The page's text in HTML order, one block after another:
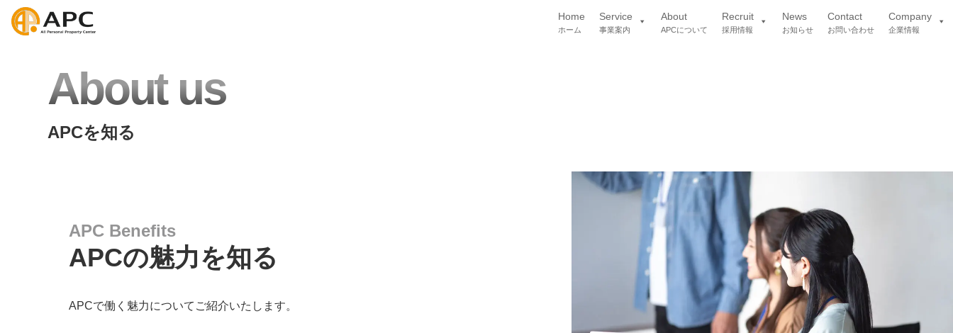
Home
ホーム
Service
事業案内
About
APCについて
Recruit
採用情報
News
お知らせ
Contact
お問い合わせ
Company
企業情報
About us
APCを知る
APC Benefits
APCの魅力を知る
APCで働く魅力についてご紹介いたします。